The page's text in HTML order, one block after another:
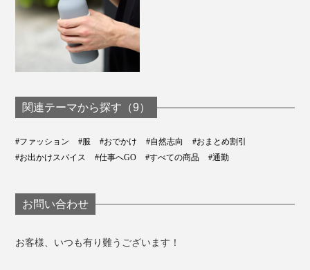
さらに、着心地や肌あたりを考え、首元のタグもミニマ
ムに。インナーとして着用した際にアウター衣類への摩
擦を軽減するため、サイドのネームタグを取り除きまし
関連テーマから探す（9）
#ファッション #服 #おでかけ #自然志向
#おまとめ割引
#お出かけスパイス
#仕事へGO #すべての商品 #通勤
お問い合わせ
お客様、いつも有り難うございます！